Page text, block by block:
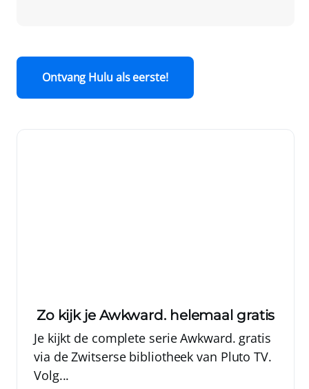
Ontvang Hulu als eerste!
Zo kijk je Awkward. helemaal gratis
Je kijkt de complete serie Awkward. gratis
via de Zwitserse bibliotheek van Pluto TV.
Volg...